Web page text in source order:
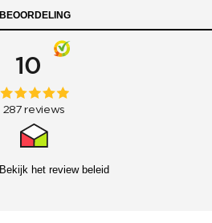
BEOORDELING
Bekijk het review beleid